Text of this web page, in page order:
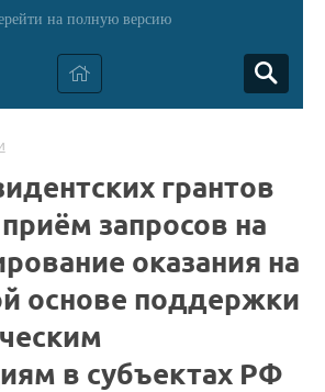
на полную версию
грантов
запросов на
оказания на
основе поддержки
в субъектах РФ